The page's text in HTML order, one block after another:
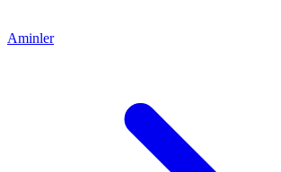
Aminler